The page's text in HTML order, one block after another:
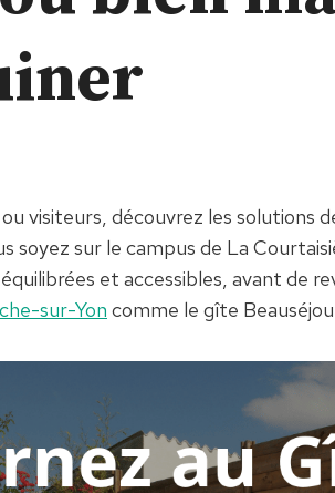
visiteurs, découvrez les solutions
soyez sur le campus de La
et accessibles, avant de
sur-Yon comme le gîte